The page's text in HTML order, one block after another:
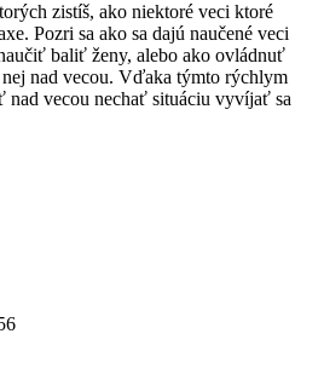
zistíš, ako niektoré veci ktoré
Pozri sa ako sa dajú naučené veci
baliť ženy, alebo ako ovládnuť
nad vecou. Vďaka týmto rýchlym
nad vecou nechať situáciu vyvíjať sa